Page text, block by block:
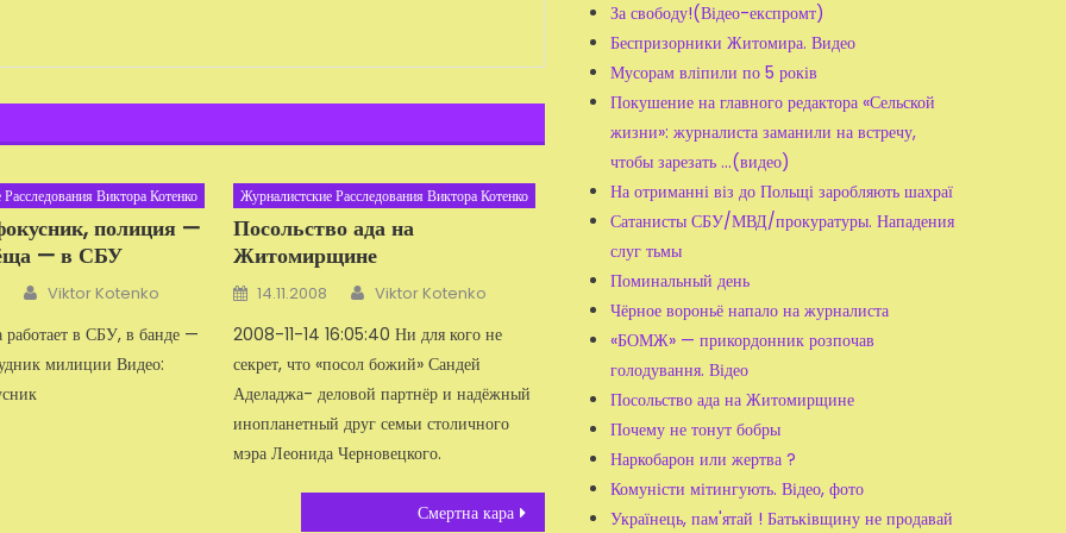
Виктора Котенко
полиция —
— в СБУ
Автор
Viktor Kotenko
работает в СБУ, в банде —
милиции Видео:
Журналистские Расследования Виктора Котенко
Посольство ада на
Житомирщине
Добавлено
14.11.2008 Автор
Viktor Kotenko
2008-11-14 16:05:40 Ни для кого не
секрет, что «посол божий» Сандей
Аделаджа- деловой партнёр и надёжный
инопланетный друг семьи столичного
мэра Леонида Черно­вецкого.
Смертна кара
За свободу!(Відео-експромт)
Беспризорники Житомира. Видео
Мусорам вліпили по 5 років
Покушение на главного редактора «Сельской
жизни»: журналиста заманили на встречу,
чтобы зарезать ...(видео)
На отриманні віз до Польщі заробляють шахраї
Сатанисты СБУ/МВД/прокуратуры. Нападения
слуг тьмы
Поминальный день
Чёрное вороньё напало на журналиста
«БОМЖ» — прикордонник розпочав
голодування. Відео
Посольство ада на Житомирщине
Почему не тонут бобры
Наркобарон или жертва ?
Комуністи мітингують. Відео, фото
Українець, пам'ятай ! Батьківщину не продавай